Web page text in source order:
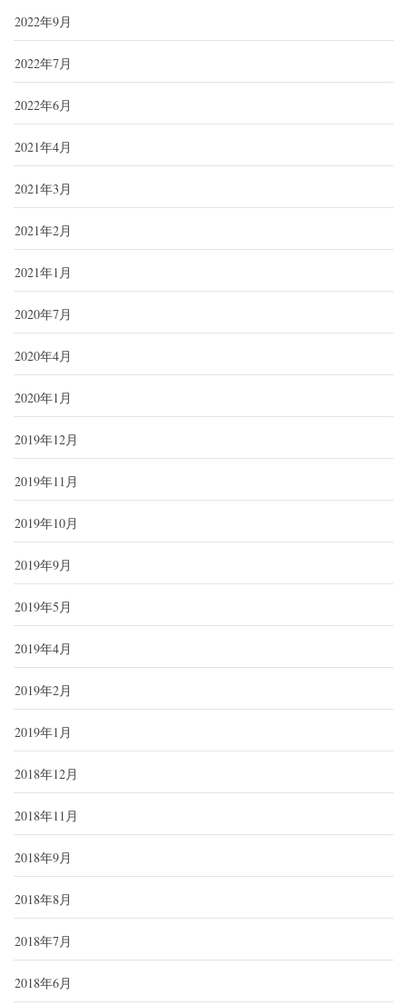
2022年9月
2022年7月
2022年6月
2021年4月
2021年3月
2021年2月
2021年1月
2020年7月
2020年4月
2020年1月
2019年12月
2019年11月
2019年10月
2019年9月
2019年5月
2019年4月
2019年2月
2019年1月
2018年12月
2018年11月
2018年9月
2018年8月
2018年7月
2018年6月